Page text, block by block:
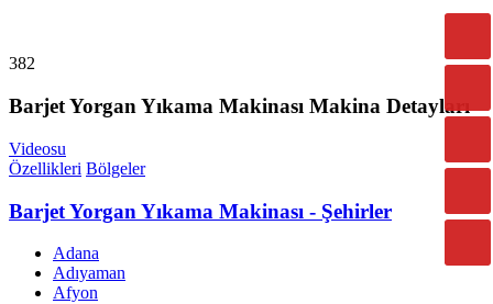
382
Barjet Yorgan Yıkama Makinası Makina Detayları
Videosu
Özellikleri Bölgeler
Barjet Yorgan Yıkama Makinası - Şehirler
Adana
Adıyaman
Afyon